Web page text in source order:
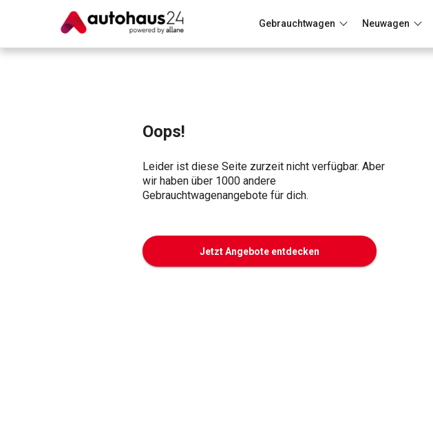
Gebrauchtwagen Neuwagen
Oops!
Leider ist diese Seite zurzeit nicht verfügbar. Aber
wir haben über 1000 andere
Gebrauchtwagenangebote für dich.
Jetzt Angebote entdecken